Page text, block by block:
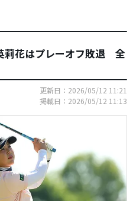
莉花はプレーオフ敗退 全
更新日：2026/05/12 11:21
掲載日：2026/05/12 11:13